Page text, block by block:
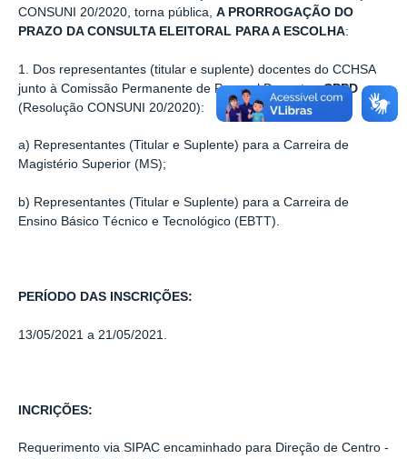
CONSUNI 20/2020, torna pública, A PRORROGAÇÃO DO
PRAZO DA CONSULTA ELEITORAL PARA A ESCOLHA:
1. Dos representantes (titular e suplente) docentes do CCHSA
junto à Comissão Permanente de Pessoal Docente -CPPD
(Resolução CONSUNI 20/2020):
a) Representantes (Titular e Suplente) para a Carreira de
Magistério Superior (MS);
b) Representantes (Titular e Suplente) para a Carreira de
Ensino Básico Técnico e Tecnológico (EBTT).
PERÍODO DAS INSCRIÇÕES:
13/05/2021 a 21/05/2021.
INCRIÇÕES:
Requerimento via SIPAC encaminhado para Direção de Centro -